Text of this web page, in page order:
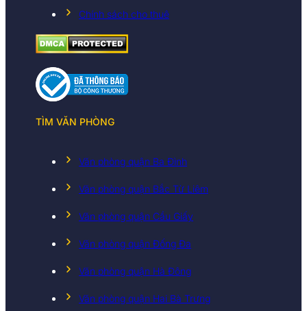
Chính sách cho thuê
TÌM VĂN PHÒNG
Văn phòng quận Ba Đình
Văn phòng quận Bắc Từ Liêm
Văn phòng quận Cầu Giấy
Văn phòng quận Đống Đa
Văn phòng quận Hà Đông
Văn phòng quận Hai Bà Trưng